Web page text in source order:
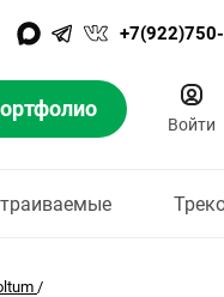
Войти
/